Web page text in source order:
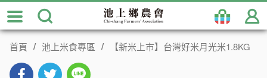
跳
到
主
首頁 池上米食專區 【新米上市】台灣好米月光米1.8KG